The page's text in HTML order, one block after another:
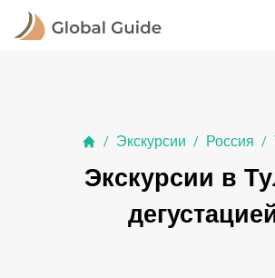
/ Экскурсии / Россия /
Экскурсии в